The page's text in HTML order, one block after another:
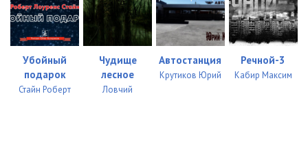
Убойный
подарок
Стайн Роберт
Чудище
лесное
Ловчий
Автостанция
Крутиков Юрий
Речной-3
Кабир Максим